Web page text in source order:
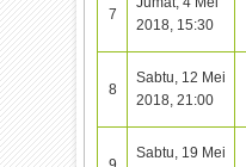
7
2018, 15:30
8
Sabtu, 12 Mei
2018, 21:00
Sabtu, 19 Mei